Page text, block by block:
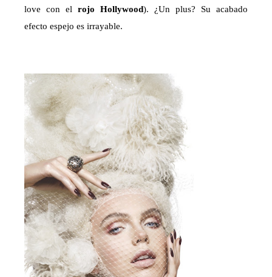
love con el rojo Hollywood). ¿Un plus? Su acabado
efecto espejo es irrayable.